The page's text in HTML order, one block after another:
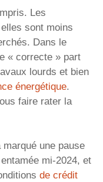
Les
sont moins
Dans le
« correcte » part
lourds et bien
énergétique.
faire rater la
marqué une pause
mi-2024, et
de crédit